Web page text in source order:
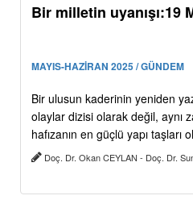
Bir milletin uyanışı:19
MAYIS-HAZİRAN 2025 / GÜNDEM
Bir ulusun kaderinin yeniden
olaylar dizisi olarak değil, aynı
hafızanın en güçlü yapı taşları
Doç. Dr. Okan CEYLAN - Doç. Dr.